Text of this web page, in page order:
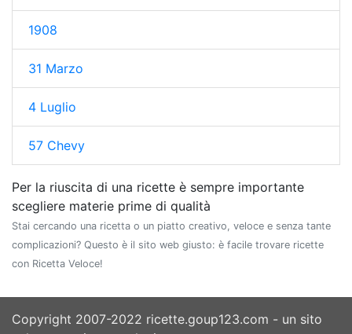
1908
31 Marzo
4 Luglio
57 Chevy
Per la riuscita di una ricette è sempre importante
scegliere materie prime di qualità
Stai cercando una ricetta o un piatto creativo, veloce e senza tante
complicazioni? Questo è il sito web giusto: è facile trovare ricette
con Ricetta Veloce!
Copyright 2007-2022 ricette.goup123.com - un sito